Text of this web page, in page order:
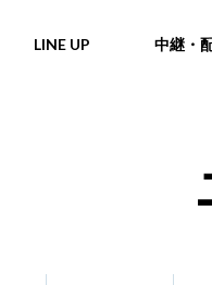
LINE UP 中継・